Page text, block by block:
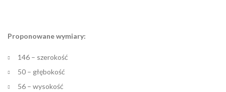
Proponowane wymiary:
146 – szerokość
50 – głębokość
56 – wysokość